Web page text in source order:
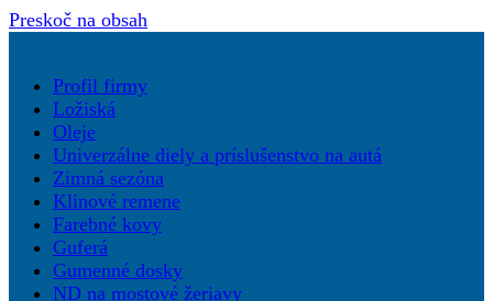
Preskoč na obsah
Profil firmy
Ložiská
Oleje
Univerzálne diely a príslušenstvo na autá
Zimná sezóna
Klinové remene
Farebné kovy
Guferá
Gumenné dosky
ND na mostové žeriavy